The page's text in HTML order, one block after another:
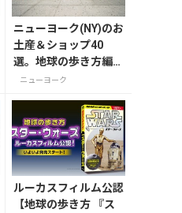
ニューヨーク(NY)のお
土産＆ショップ40
選。地球の歩き方編集
者セレクト！
ニューヨーク
ルーカスフィルム公認
【地球の歩き方 『ス